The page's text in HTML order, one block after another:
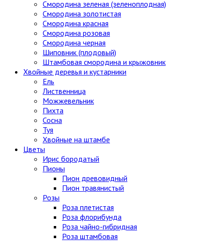
Смородина зеленая (зеленоплодная)
Смородина золотистая
Смородина красная
Смородина розовая
Смородина черная
Шиповник (плодовый)
Штамбовая смородина и крыжовник
Хвойные деревья и кустарники
Ель
Лиственница
Можжевельник
Пихта
Сосна
Туя
Хвойные на штамбе
Цветы
Ирис бородатый
Пионы
Пион древовидный
Пион травянистый
Розы
Роза плетистая
Роза флорибунда
Роза чайно-гибридная
Роза штамбовая